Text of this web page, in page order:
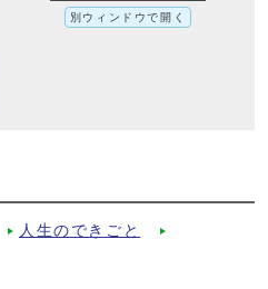
別ウィンドウで開く
人生のできごと